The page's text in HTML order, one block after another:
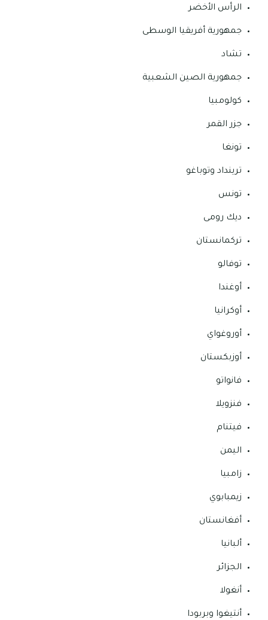
الرأس الأخضر
جمهورية أفريقيا الوسطى
تشاد
جمهورية الصين الشعبية
كولومبيا
جزر القمر
تونغا
ترينداد وتوباغو
تونس
ديك رومى
تركمانستان
توفالو
أوغندا
أوكرانيا
أوروغواي
أوزبكستان
فانواتو
فنزويلا
فيتنام
اليمن
زامبيا
زيمبابوي
أفغانستان
ألبانيا
الجزائر
أنغولا
أنتيغوا وبربودا